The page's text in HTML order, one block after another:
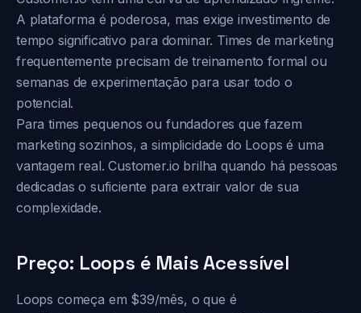
A plataforma é poderosa, mas exige investimento de
tempo significativo para dominar. Times de marketing
frequentemente precisam de treinamento formal ou
semanas de experimentação para usar todo o
potencial.
Para times pequenos ou fundadores que fazem
marketing sozinhos, a simplicidade do Loops é uma
vantagem real. Customer.io brilha quando há pessoas
dedicadas o suficiente para extrair valor de sua
complexidade.
Preço: Loops é Mais Acessível
Loops começa em $39/mês, o que é